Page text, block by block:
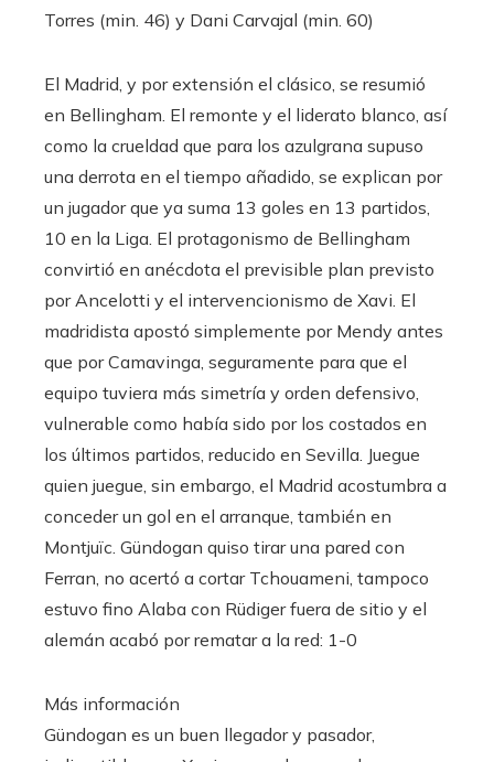
Torres (min. 46) y Dani Carvajal (min. 60)
El Madrid, y por extensión el clásico, se resumió
en Bellingham. El remonte y el liderato blanco, así
como la crueldad que para los azulgrana supuso
una derrota en el tiempo añadido, se explican por
un jugador que ya suma 13 goles en 13 partidos,
10 en la Liga. El protagonismo de Bellingham
convirtió en anécdota el previsible plan previsto
por Ancelotti y el intervencionismo de Xavi. El
madridista apostó simplemente por Mendy antes
que por Camavinga, seguramente para que el
equipo tuviera más simetría y orden defensivo,
vulnerable como había sido por los costados en
los últimos partidos, reducido en Sevilla. Juegue
quien juegue, sin embargo, el Madrid acostumbra a
conceder un gol en el arranque, también en
Montjuïc. Gündogan quiso tirar una pared con
Ferran, no acertó a cortar Tchouameni, tampoco
estuvo fino Alaba con Rüdiger fuera de sitio y el
alemán acabó por rematar a la red: 1-0
Más información
Gündogan es un buen llegador y pasador,